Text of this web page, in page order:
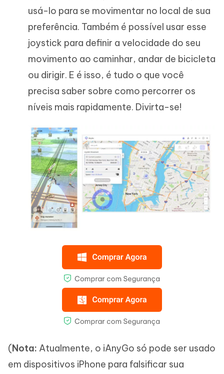
usá-lo para se movimentar no local de sua
preferência. Também é possível usar esse
joystick para definir a velocidade do seu
movimento ao caminhar, andar de bicicleta
ou dirigir. E é isso, é tudo o que você
precisa saber sobre como percorrer os
níveis mais rapidamente. Divirta-se!
(Nota: Atualmente, o iAnyGo só pode ser usado
em dispositivos iPhone para falsificar sua